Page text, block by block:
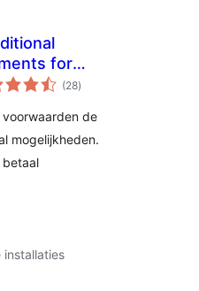
for
(28totaal
waarderingen
)
de
mogelijkheden.
betaal